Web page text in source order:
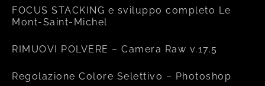
FOCUS STACKING e sviluppo completo Le
Mont-Saint-Michel
RIMUOVI POLVERE – Camera Raw v.17.5
Regolazione Colore Selettivo – Photoshop